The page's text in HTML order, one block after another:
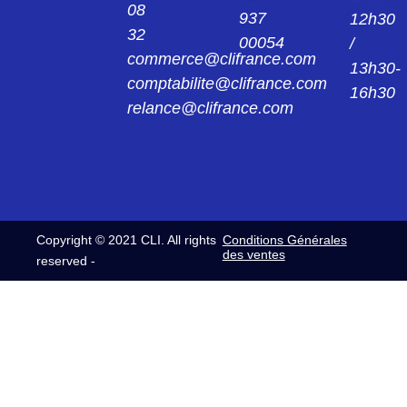
C/PL 062 F SC 6 FICHE CL062 13 40 11
CL062134012
CL062134014
C/PL 062 M SC 10 FICHE CL062 13 40 14
08
32
commerce@clifrance.com
comptabilite@clifrance.com
relance@clifrance.com
937
00054
12h30
/
13h30-
16h30
Copyright © 2021 CLI. All rights
reserved -
Conditions Générales
des ventes